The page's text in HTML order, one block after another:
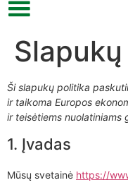
Ši slapukų politika
ir taikoma Europos
ir teisėtiems nuolatiniams
1. Įvadas
Mūsų svetainė https://